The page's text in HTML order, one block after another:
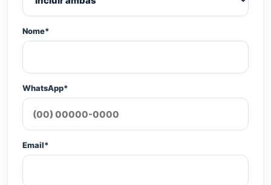
Nome*
WhatsApp*
Email*